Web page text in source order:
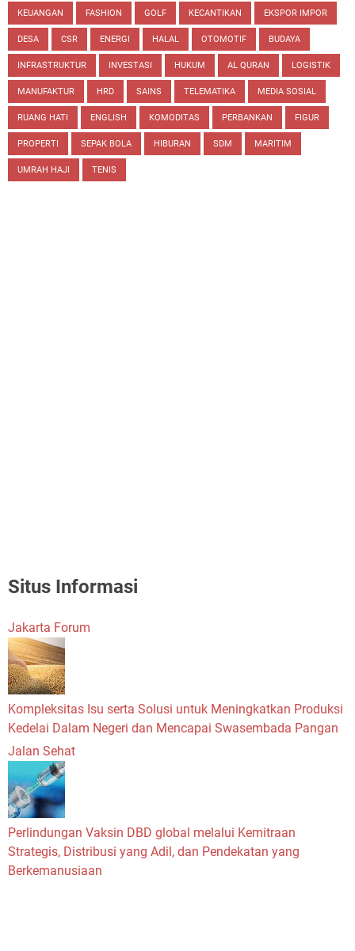
KEUANGAN FASHION GOLF KECANTIKAN EKSPOR IMPOR
DESA CSR ENERGI HALAL OTOMOTIF BUDAYA
INFRASTRUKTUR INVESTASI HUKUM AL QURAN LOGISTIK
MANUFAKTUR HRD SAINS TELEMATIKA MEDIA SOSIAL
RUANG HATI ENGLISH KOMODITAS PERBANKAN FIGUR
PROPERTI SEPAK BOLA HIBURAN SDM MARITIM
UMRAH HAJI TENIS
Situs Informasi
Jakarta Forum
Kompleksitas Isu serta Solusi untuk Meningkatkan Produksi
Kedelai Dalam Negeri dan Mencapai Swasembada Pangan
Jalan Sehat
Perlindungan Vaksin DBD global melalui Kemitraan
Strategis, Distribusi yang Adil, dan Pendekatan yang
Berkemanusiaan